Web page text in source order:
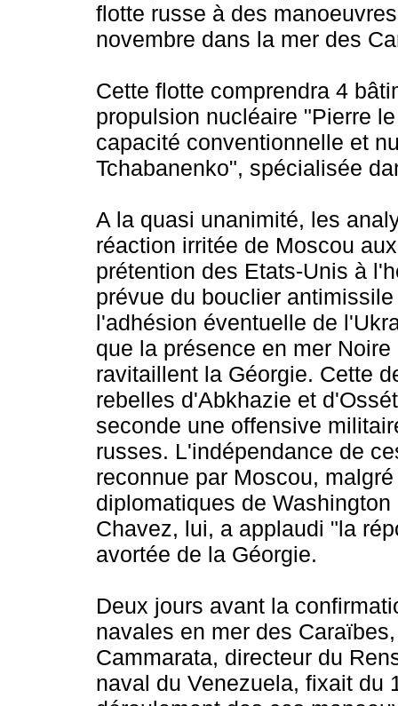
flotte russe à des
novembre dans la mer des
Cette flotte comprendra 4
propulsion nucléaire "Pierre
capacité conventionnelle et
Tchabanenko", spécialisée
A la quasi unanimité, les
réaction irritée de Moscou
prétention des Etats-Unis à
prévue du bouclier
l'adhésion éventuelle de
que la présence en mer
ravitaillent la Géorgie. Cette
rebelles d'Abkhazie et
seconde une offensive
russes. L'indépendance de
reconnue par Moscou,
diplomatiques de
Chavez, lui, a applaudi "la
avortée de la Géorgie.
Deux jours avant la
navales en mer des
Cammarata, directeur du
naval du Venezuela, fixait du